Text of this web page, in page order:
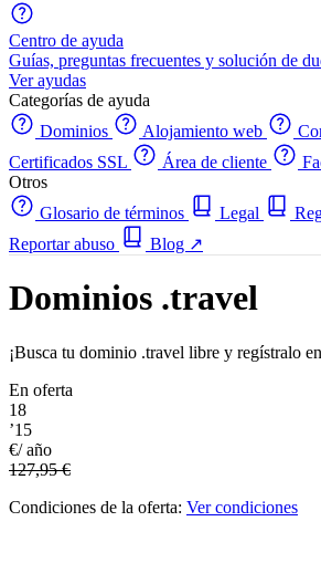
Centro de ayuda
Guías, preguntas frecuentes y solución de
Ver ayudas
Categorías de ayuda
Dominios
Alojamiento web
Certificados SSL
Área de cliente
Otros
Glosario de términos
Legal
Reportar abuso
Blog ↗
Dominios .travel
¡Busca tu dominio .travel libre y regístralo
En oferta
18
’15
€/ año
127,95 €
Condiciones de la oferta: Ver condiciones